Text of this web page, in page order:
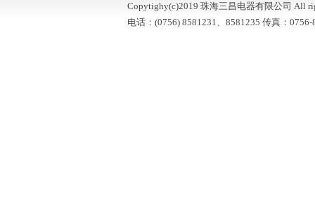
Copytighy(c)2019 珠海三昌电器有限公司 All
电话：(0756) 8581231、8581235 传真：